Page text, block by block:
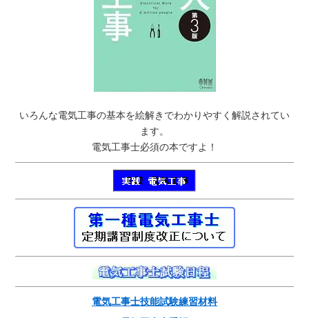
いろんな電気工事の基本を絵解きでわかりやすく解説されてい
ます。
電気工事士必須の本ですよ！
電気工事士技能試験練習材料